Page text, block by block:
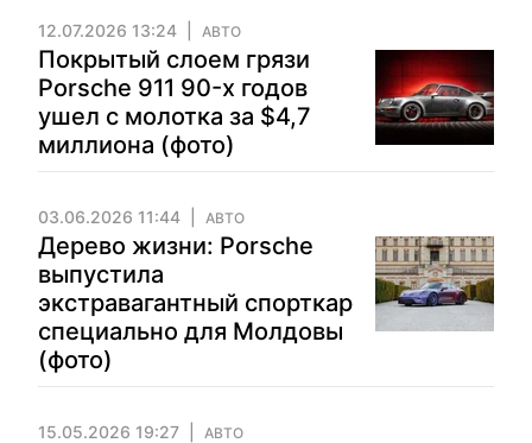
12.07.2026 13:24 АВТО
Покрытый слоем грязи
Porsche 911 90-х годов
ушел с молотка за $4,7
миллиона (фото)
03.06.2026 11:44 АВТО
Дерево жизни: Porsche
выпустила
экстравагантный спорткар
специально для Молдовы
(фото)
15.05.2026 19:27 АВТО